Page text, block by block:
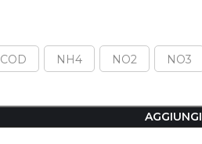
COD NH4 NO2 NO3